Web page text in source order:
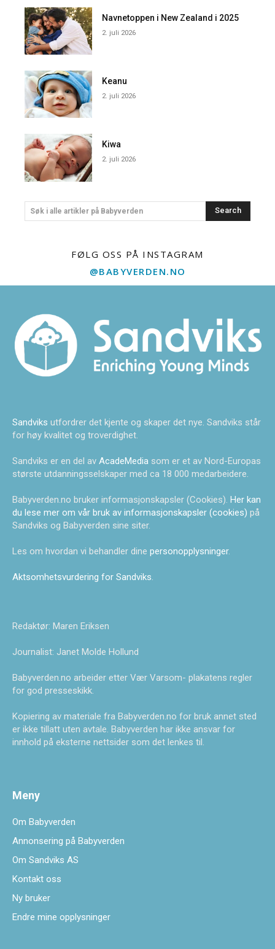
Navnetoppen i New Zealand i 2025
2. juli 2026
Keanu
2. juli 2026
Kiwa
2. juli 2026
Søk i alle artikler på Babyverden Search
FØLG OSS PÅ INSTAGRAM
@BABYVERDEN.NO
Sandviks utfordrer det kjente og skaper det nye. Sandviks står
for høy kvalitet og troverdighet.
Sandviks er en del av AcadeMedia som er et av Nord-Europas
største utdanningsselskaper med ca 18 000 medarbeidere.
Babyverden.no bruker informasjonskapsler (Cookies). Her kan
du lese mer om vår bruk av informasjonskapsler (cookies) på
Sandviks og Babyverden sine siter.
Les om hvordan vi behandler dine personopplysninger.
Aktsomhetsvurdering for Sandviks.
Redaktør: Maren Eriksen
Journalist: Janet Molde Hollund
Babyverden.no arbeider etter Vær Varsom- plakatens regler
for god presseskikk.
Kopiering av materiale fra Babyverden.no for bruk annet sted
er ikke tillatt uten avtale. Babyverden har ikke ansvar for
innhold på eksterne nettsider som det lenkes til.
Meny
Om Babyverden
Annonsering på Babyverden
Om Sandviks AS
Kontakt oss
Ny bruker
Endre mine opplysninger